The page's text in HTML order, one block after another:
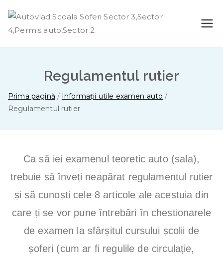
A
Sc
oa
la
So
Scoal
tie
Regulamentul rutier
Prima pagină
Informații utile examen auto
Regulamentul rutier
Ca să iei examenul teoretic auto (sala),
trebuie să înveți neapărat regulamentul rutier
și să cunoști cele 8 articole ale acestuia din
care ți se vor pune întrebări în chestionarele
de examen la sfârșitul cursului școlii de
șoferi (cum ar fi regulile de circulație,